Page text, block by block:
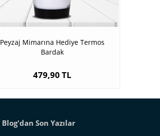
Peyzaj Mimarına Hediye Termos
Bardak
479,90 TL
Blog'dan Son Yazılar